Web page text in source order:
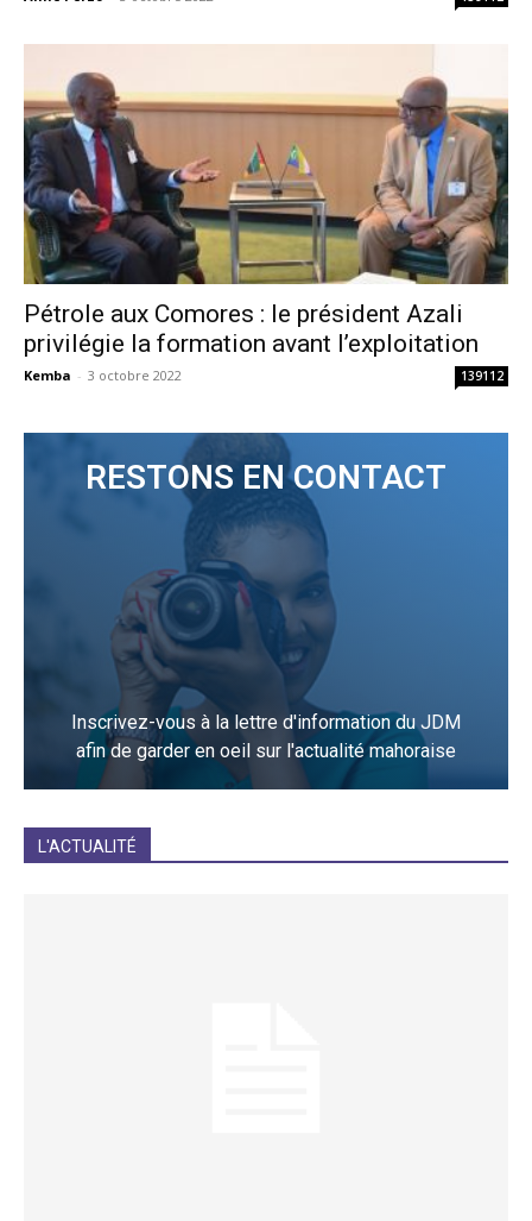
Pétrole aux Comores : le président Azali
privilégie la formation avant l’exploitation
Kemba - 3 octobre 2022 139112
RESTONS EN CONTACT
Inscrivez-vous à la lettre d'information du JDM
afin de garder en oeil sur l'actualité mahoraise
L'ACTUALITÉ